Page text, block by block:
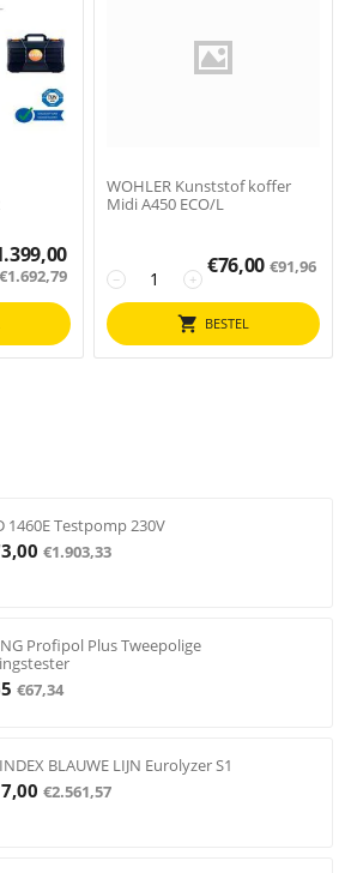
€1.692,79
WOHLER Kunststof koffer
Midi A450 ECO/L
+
−
€76,00 €91,96
BESTEL
1460E Testpomp 230V
€1.903,33
Profipol Plus Tweepolige
€67,34
BLAUWE LIJN Eurolyzer S1
€2.561,57